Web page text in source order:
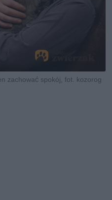
zachować spokój, fot. kozorog